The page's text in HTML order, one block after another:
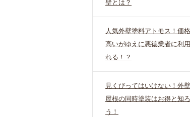
壁とは？
人気外壁塗料アトモス！価
高いがゆえに悪徳業者に利
れる！？
見くびってはいけない！外
屋根の同時塗装はお得と知ろ
う！